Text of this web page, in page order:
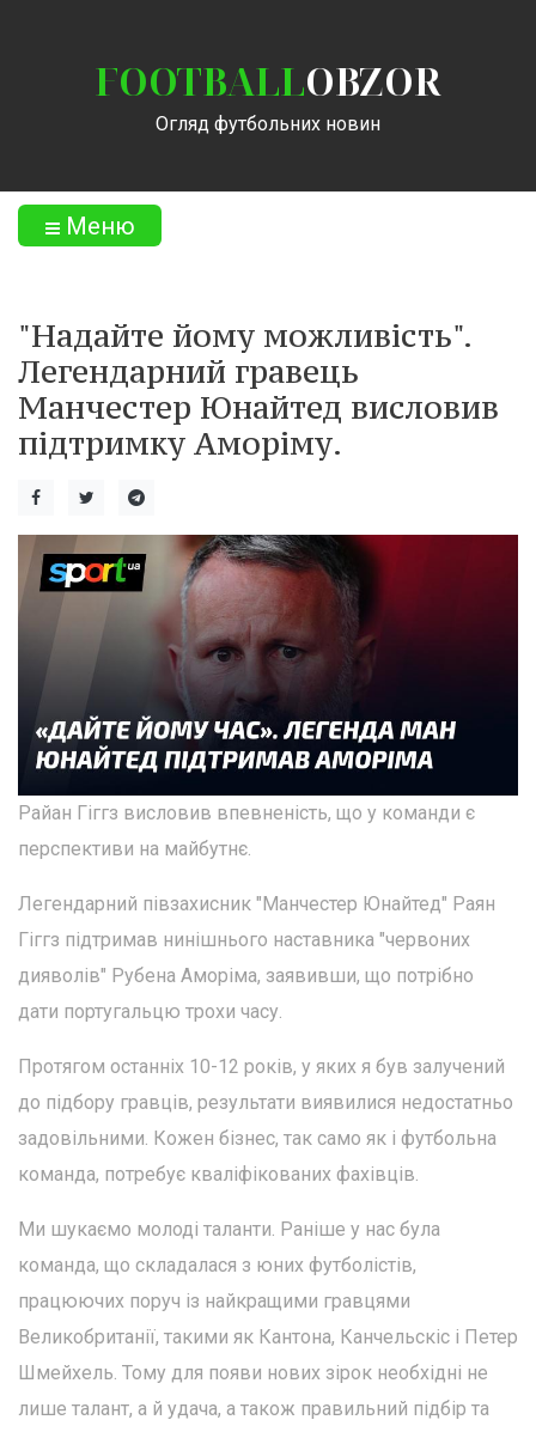
FOOTBALLOBZOR
Огляд футбольних новин
Меню
"Надайте йому можливість".
Легендарний гравець
Манчестер Юнайтед висловив
підтримку Аморіму.
Райан Гіггз висловив впевненість, що у команди є
перспективи на майбутнє.
Легендарний півзахисник "Манчестер Юнайтед" Раян
Гіггз підтримав нинішнього наставника "червоних
дияволів" Рубена Аморіма, заявивши, що потрібно
дати португальцю трохи часу.
Протягом останніх 10-12 років, у яких я був залучений
до підбору гравців, результати виявилися недостатньо
задовільними. Кожен бізнес, так само як і футбольна
команда, потребує кваліфікованих фахівців.
Ми шукаємо молоді таланти. Раніше у нас була
команда, що складалася з юних футболістів,
працюючих поруч із найкращими гравцями
Великобританії, такими як Кантона, Канчельскіс і Петер
Шмейхель. Тому для появи нових зірок необхідні не
лише талант, а й удача, а також правильний підбір та